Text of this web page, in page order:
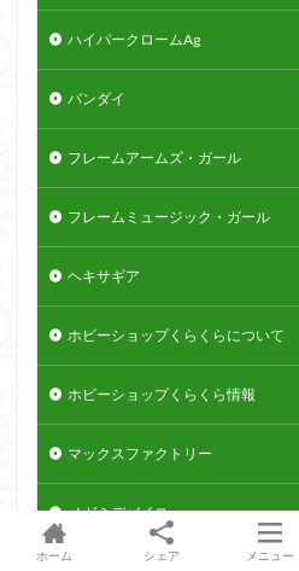
ハイパークロームAg
バンダイ
フレームアームズ・ガール
フレームミュージック・ガール
ヘキサギア
ホビーショップくらくらについて
ホビーショップくらくら情報
マックスファクトリー
メガミデバイス
ホーム シェア メニュー